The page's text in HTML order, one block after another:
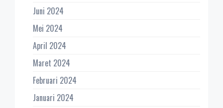
Juni 2024
Mei 2024
April 2024
Maret 2024
Februari 2024
Januari 2024